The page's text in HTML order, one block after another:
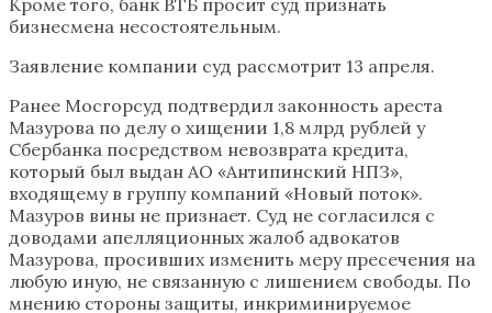
бизнесмена несостоятельным.
Заявление компании суд рассмотрит 13 апреля.
Ранее Мосгорсуд подтвердил законность ареста
Мазурова по делу о хищении 1,8 млрд рублей у
Сбербанка посредством невозврата кредита,
который был выдан АО «Антипинский НПЗ»,
входящему в группу компаний «Новый поток».
Мазуров вины не признает. Суд не согласился с
доводами апелляционных жалоб адвокатов
Мазурова, просивших изменить меру пресечения на
любую иную, не связанную с лишением свободы. По
мнению стороны защиты, инкриминируемое